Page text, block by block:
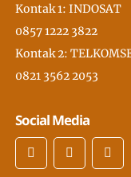
Kontak 1: INDOSAT
0857 1222 3822
Kontak 2:
0821 3562 2053
Social Media